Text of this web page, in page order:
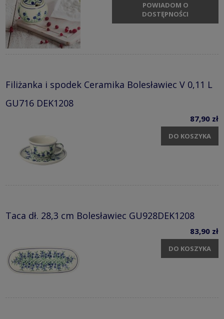
POWIADOM O
DOSTĘPNOŚCI
Filiżanka i spodek Ceramika Bolesławiec V 0,11 L
GU716 DEK1208
87,90 zł
DO KOSZYKA
Taca dł. 28,3 cm Bolesławiec GU928DEK1208
83,90 zł
DO KOSZYKA